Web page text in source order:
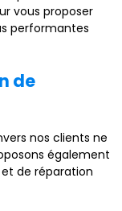
vous proposer
performantes
de
nos clients ne
également
de réparation